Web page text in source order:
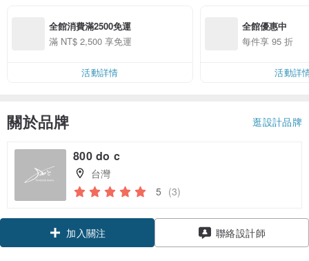
全館消費滿2500免運
滿 NT$ 2,500 享免運
活動詳情
全館優惠中
每件享 95 折
活動詳
關於品牌 逛設計品牌
800 do c
台灣
5 (3)
加入關注 聯絡設計師